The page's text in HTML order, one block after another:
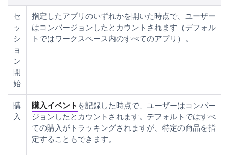
セ
ッ
シ
ョ
ン
開
始
指定したアプリのいずれかを開いた時点で、ユーザー
はコンバージョンしたとカウントされます（デフォル
トではワークスペース内のすべてのアプリ）。
購
入
購入イベント を記録した時点で、ユーザーはコンバー
ジョンしたとカウントされます。デフォルトではすべ
ての購入がトラッキングされますが、特定の商品を指
定することもできます。